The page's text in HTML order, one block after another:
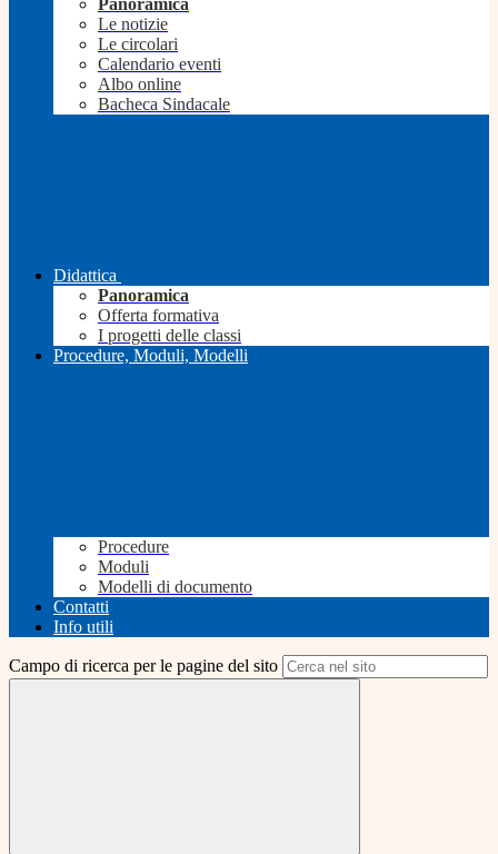
Panoramica
Le notizie
Le circolari
Calendario eventi
Albo online
Bacheca Sindacale
Didattica
Panoramica
Offerta formativa
I progetti delle classi
Procedure, Moduli, Modelli
Procedure
Moduli
Modelli di documento
Contatti
Info utili
Campo di ricerca per le pagine del sito